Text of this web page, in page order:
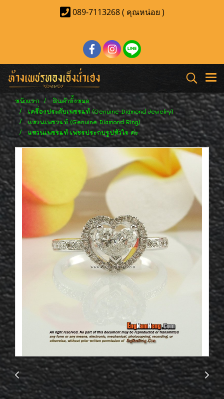
089-7113268 ( คุณหน่อย )
หน้าแรก
สินค้าทั้งหมด
เครื่องประดับเพชรแท้ (Genuine Diamond Jewelry)
แหวนเพชรแท้ (Genuine Diamond Ring)
แหวนเพชรแท้ เพชรประกบรูปหัวใจ ค่ะ